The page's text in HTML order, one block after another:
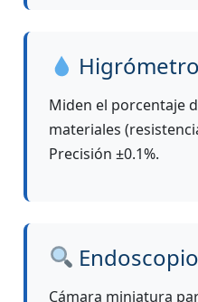
Miden el porcentaje
materiales
Precisión ±0.1%.
Cámara miniatura